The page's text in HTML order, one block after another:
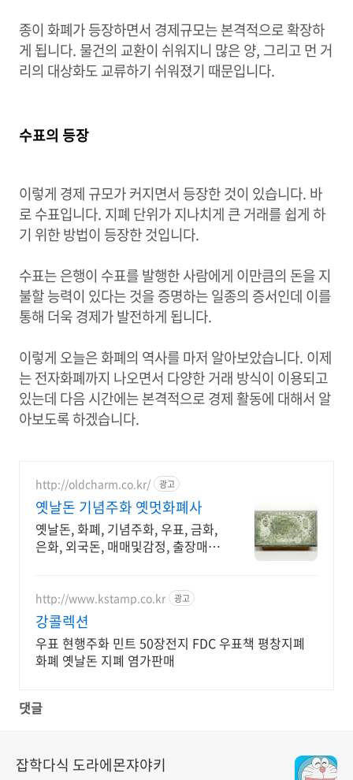
종이 화폐가 등장하면서 경제규모는 본격적으로 확장하
게 됩니다. 물건의 교환이 쉬워지니 많은 양, 그리고 먼 거
리의 대상화도 교류하기 쉬워졌기 때문입니다.
수표의 등장
이렇게 경제 규모가 커지면서 등장한 것이 있습니다. 바
로 수표입니다. 지폐 단위가 지나치게 큰 거래를 쉽게 하
기 위한 방법이 등장한 것입니다.
수표는 은행이 수표를 발행한 사람에게 이만큼의 돈을 지
불할 능력이 있다는 것을 증명하는 일종의 증서인데 이를
통해 더욱 경제가 발전하게 됩니다.
이렇게 오늘은 화폐의 역사를 마저 알아보았습니다. 이제
는 전자화폐까지 나오면서 다양한 거래 방식이 이용되고
있는데 다음 시간에는 본격적으로 경제 활동에 대해서 알
아보도록 하겠습니다.
http://oldcharm.co.kr/ 광고
옛날돈 기념주화 옛멋화폐사
옛날돈, 화폐, 기념주화, 우표, 금화,
은화, 외국돈, 매매및감정, 출장매입
http://www.kstamp.co.kr 광고
강콜렉션
우표 현행주화 민트 50장전지 FDC 우표책 평창지폐
화폐 옛날돈 지폐 염가판매
댓글
잡학다식 도라에몬쟈야키